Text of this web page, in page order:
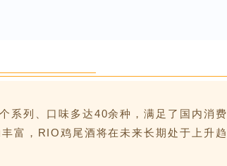
系列、口味多达40余种，满足了国内消费
富，RIO鸡尾酒将在未来长期处于上升趋